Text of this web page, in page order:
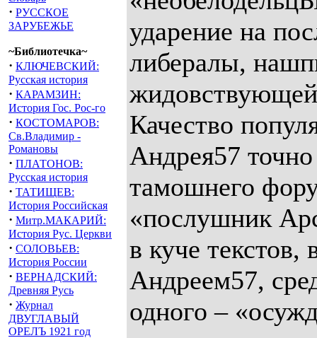
· РУССКОЕ
ЗАРУБЕЖЬЕ
~Библиотечка~
· КЛЮЧЕВСКИЙ:
Русская история
· КАРАМЗИН:
История Гос. Рос-го
· КОСТОМАРОВ:
Св.Владимир -
Романовы
· ПЛАТОНОВ:
Русская история
· ТАТИЩЕВ:
История Российская
· Митр.МАКАРИЙ:
История Рус. Церкви
· СОЛОВЬЕВ:
История России
· ВЕРНАДСКИЙ:
Древняя Русь
· Журнал
ДВУГЛАВЫЙ
ОРЕЛЪ 1921 год
ударение на
либералы,
Качество
Андрея57
тамошнего
«послушник
в куче
Андреем57,
одного –